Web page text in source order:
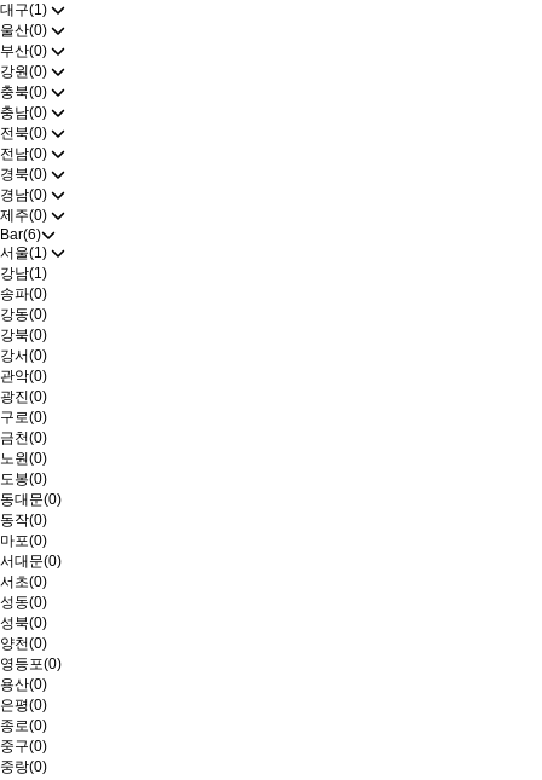
대구(1)
울산(0)
부산(0)
강원(0)
충북(0)
충남(0)
전북(0)
전남(0)
경북(0)
경남(0)
제주(0)
Bar(6)
서울(1)
강남(1)
송파(0)
강동(0)
강북(0)
강서(0)
관악(0)
광진(0)
구로(0)
금천(0)
노원(0)
도봉(0)
동대문(0)
동작(0)
마포(0)
서대문(0)
서초(0)
성동(0)
성북(0)
양천(0)
영등포(0)
용산(0)
은평(0)
종로(0)
중구(0)
중랑(0)